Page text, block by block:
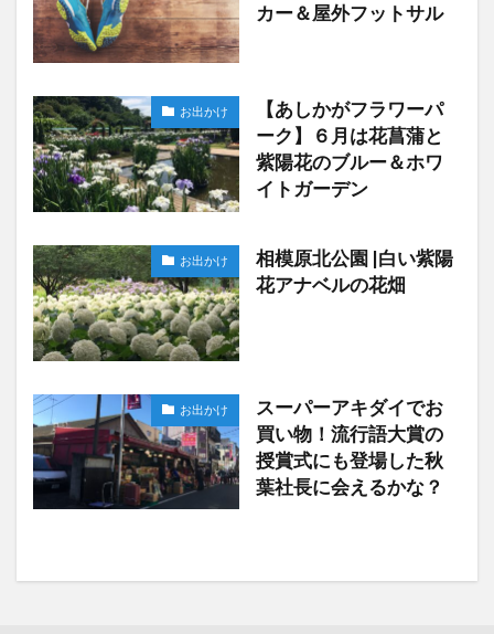
カー＆屋外フットサル
お出かけ
【あしかがフラワーパ
ーク】６月は花菖蒲と
紫陽花のブルー＆ホワ
イトガーデン
お出かけ
相模原北公園 |白い紫陽
花アナベルの花畑
お出かけ
スーパーアキダイでお
買い物！流行語大賞の
授賞式にも登場した秋
葉社長に会えるかな？